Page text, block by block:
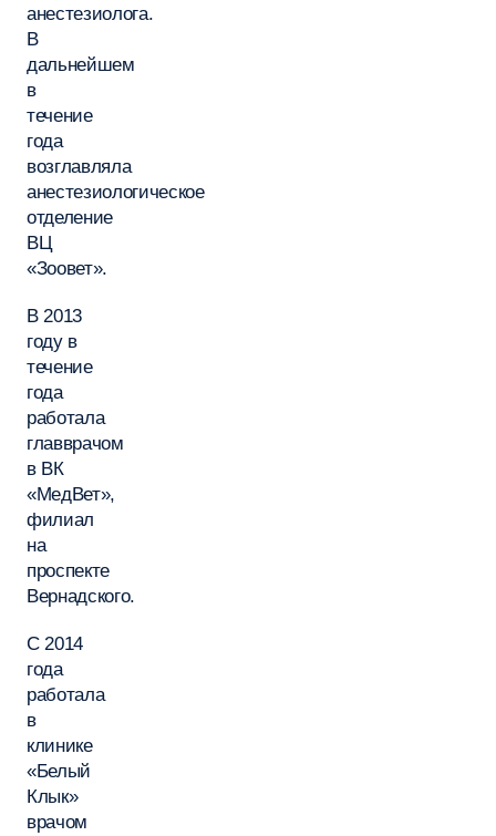
анестезиолога.
В
дальнейшем
в
течение
года
возглавляла
анестезиологическое
отделение
ВЦ
«Зоовет».
В 2013
году в
течение
года
работала
главврачом
в ВК
«МедВет»,
филиал
на
проспекте
Вернадского.
С 2014
года
работала
в
клинике
«Белый
Клык»
врачом